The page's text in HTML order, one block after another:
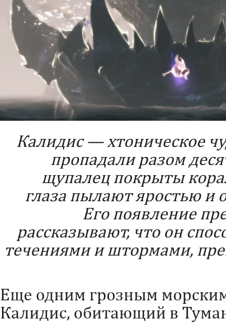
Калидис — хтоническое
пропадали разом
щупалец покрыты
глаза пылают яростью и
Его появление
рассказывают, что он
течениями и штормами,
Еще одним грозным
Калидис, обитающий в